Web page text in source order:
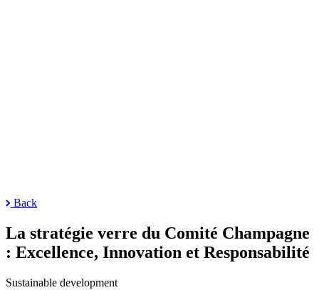
Back
La stratégie verre du Comité Champagne
: Excellence, Innovation et Responsabilité
Sustainable development